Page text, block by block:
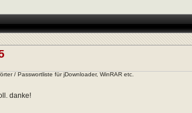
/ Passwortliste für jDownloader, WinRAR etc.
danke!